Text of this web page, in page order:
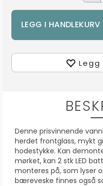
Denne prisvinnende
herdet frontglass, mykt
hodestykke. Kan
mørket, kan 2 stk LED
monteres på, som lyser
bæreveske finnes også